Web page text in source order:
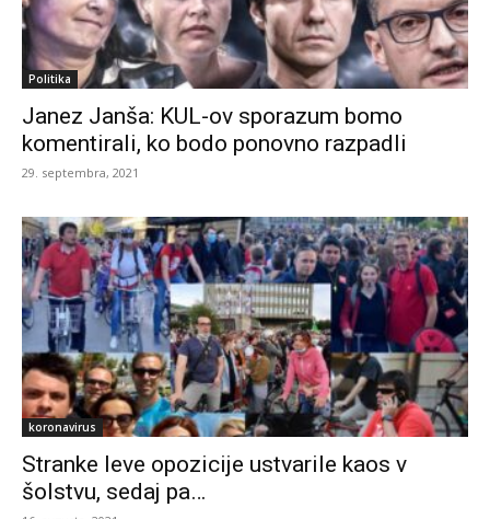
Politika
Janez Janša: KUL-ov sporazum bomo
komentirali, ko bodo ponovno razpadli
29. septembra, 2021
koronavirus
Stranke leve opozicije ustvarile kaos v
šolstvu, sedaj pa…